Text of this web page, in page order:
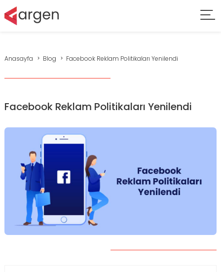
Anasayfa Blog Facebook Reklam Politikaları Yenilendi
Facebook Reklam Politikaları Yenilendi